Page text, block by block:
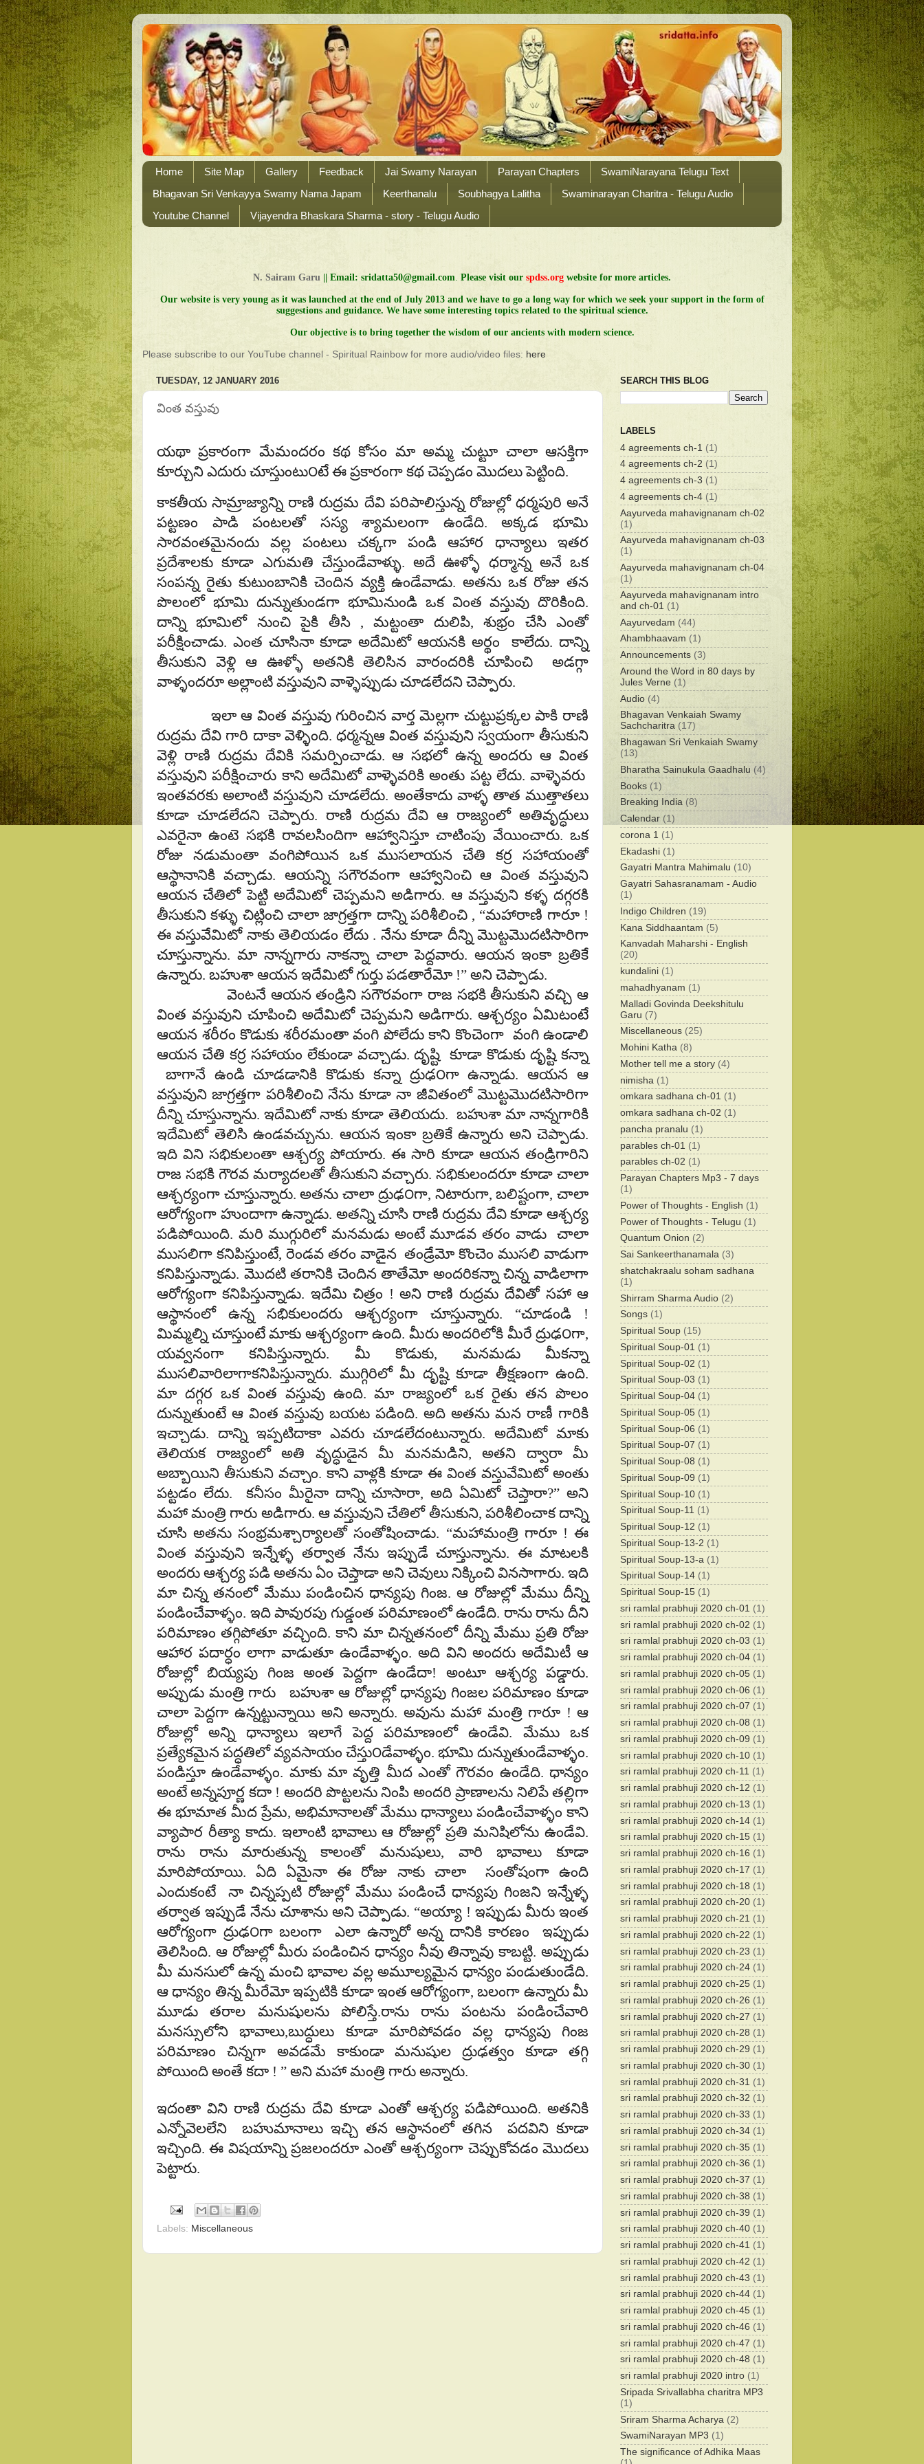
Home Site Map Gallery Feedback Jai Swamy Narayan Parayan Chapters
SwamiNarayana Telugu Text
Bhagavan Sri Venkayya Swamy Nama Japam
Keerthanalu Soubhagya Lalitha
Swaminarayan Charitra - Telugu Audio
Youtube Channel
Vijayendra Bhaskara Sharma - story - Telugu Audio
N. Sairam Garu Email: sridatta50@gmail.com Please visit our spdss.org website for more articles.
Our website is very young as it was launched at the end of July 2013 and we have to go a long way for which we seek your support in the form of
suggestions and guidance. We have some interesting topics related to the spiritual science.
Our objective is to bring together the wisdom of our ancients with modern science.
Please subscribe to our YouTube channel - Spiritual Rainbow for more audio/video files: here
TUESDAY, 12 JANUARY 2016
వింత వస్తువు
యథా ప్రకారంగా మేమందరం కథ కోసం మా అమ్మ చుట్టూ చాలా ఆసక్తిగా
కూర్చుని ఎదురు చూస్తుంటు౦టే ఈ ప్రకారంగా కథ చెప్పడం మొదలు పెట్టింది.
కాకతీయ సామ్రాజ్యాన్ని రాణి రుద్రమ దేవి పరిపాలిస్తున్న రోజుల్లో ధర్మపురి అనే
పట్టణం పాడి పంటలతో సస్య శ్యామలంగా ఉండేది. అక్కడ భూమి
సారవంతమైనందు వల్ల పంటలు చక్కగా పండి ఆహార ధాన్యాలు ఇతర
ప్రదేశాలకు కూడా ఎగుమతి చేస్తుండేవాళ్ళు. అదే ఊళ్ళో ధర్మాన్న అనే ఒక
సంపన్న రైతు కుటుంబానికి చెందిన వ్యక్తి ఉండేవాడు. అతను ఒక రోజు తన
పొలంలో భూమి దున్నుతుండగా భూమినుండి ఒక వింత వస్తువు దొరికింది.
దాన్ని భూమిలో నుంచి పైకి తీసి , మట్టంతా దులిపి, శుభ్రం చేసి ఎంతో
పరీక్షించాడు. ఎంత చూసినా కూడా అదేమిటో ఆయనకి అర్థం కాలేదు. దాన్ని
తీసుకుని వెళ్లి ఆ ఊళ్ళో అతనికి తెలిసిన వారందరికి చూపించి అడగ్గా
వాళ్ళందరూ అల్లాంటి వస్తువుని వాళ్ళెప్పుడు చూడలేదని చెప్పారు.
ఇలా ఆ వింత వస్తువు గురించిన వార్త మెల్లగా చుట్టుప్రక్కల పాకి రాణి
రుద్రమ దేవి గారి దాకా వెళ్ళింది. ధర్మన్నఆ వింత వస్తువుని స్వయంగా తీసుకుని
వెళ్లి రాణి రుద్రమ దేవికి సమర్పించాడు. ఆ సభలో ఉన్న అందరు ఆ వింత
వస్తువుని పరీక్షించారు కాని అదేమిటో వాళ్ళెవరికి అంతు పట్ట లేదు. వాళ్ళెవరు
ఇంతవరకు అలాంటి వస్తువుని చూడలేదు. అంతేకాదు వాళ్ళ తాత ముత్తాతలు
కూడా చూడలేదని చెప్పారు. రాణి రుద్రమ దేవి ఆ రాజ్యంలో అతివృద్ధులు
ఎవరైనా ఉంటె సభకి రావలసిందిగా ఆహ్వానిస్తూ చాటింపు వేయించారు. ఒక
రోజు నడుమంతా వంగిపోయిన ఒక ముసలాయన చేతి కర్ర సహాయంతో
ఆస్థానానికి వచ్చాడు. ఆయన్ని సగౌరవంగా ఆహ్వానించి ఆ వింత వస్తువుని
ఆయన చేతిలో పెట్టి అదేమిటో చెప్పమని అడిగారు. ఆ వస్తువుని కళ్ళ దగ్గరకి
తీసుకుని కళ్ళు చిట్లించి చాలా జాగ్రత్తగా దాన్ని పరిశీలించి , “మహారాణి గారూ !
ఈ వస్తువేమిటో నాకు తెలియడం లేదు . నేను కూడా దీన్ని మొట్టమొదటిసారిగా
చూస్తున్నాను. మా నాన్నగారు నాకన్నా చాలా పెద్దవారు. ఆయన ఇంకా బ్రతికే
ఉన్నారు. బహుశా ఆయన ఇదేమిటో గుర్తు పడతారేమో !” అని చెప్పాడు.
వెంటనే ఆయన తండ్రిని సగౌరవంగా రాజ సభకి తీసుకుని వచ్చి ఆ
వింత వస్తువుని చూపించి అదేమిటో చెప్పమని అడిగారు. ఆశ్చర్యం ఏమిటంటే
ఆయన శరీరం కొడుకు శరీరమంతా వంగి పోలేదు కాని కొంచెంగా వంగి ఉండాలి
ఆయన చేతి కర్ర సహాయం లేకుండా వచ్చాడు. దృష్టి కూడా కొడుకు దృష్టి కన్నా
బాగానే ఉండి చూడడానికి కొడుకు కన్నా ద్రుఢ౦గా ఉన్నాడు. ఆయన ఆ
వస్తువుని జాగ్రత్తగా పరిశీలించి నేను కూడా నా జీవితంలో మొట్టమొదటిసారిగా
దీన్ని చూస్తున్నాను. ఇదేమిటో నాకు కూడా తెలియదు. బహుశా మా నాన్నగారికి
ఇదేమిటో తెలిసి ఉండవచ్చును. ఆయన ఇంకా బ్రతికే ఉన్నారు అని చెప్పాడు.
ఇది విని సభికులంతా ఆశ్చర్య పోయారు. ఈ సారి కూడా ఆయన తండ్రిగారిని
రాజ సభకి గౌరవ మర్యాదలతో తీసుకుని వచ్చారు. సభికులందరూ కూడా చాలా
ఆశ్చర్యంగా చూస్తున్నారు. అతను చాలా ద్రుఢ౦గా, నిటారుగా, బలిష్టంగా, చాలా
ఆరోగ్యంగా హుందాగా ఉన్నాడు. అతన్ని చూసి రాణి రుద్రమ దేవి కూడా ఆశ్చర్య
పడిపోయింది. మరి ముగ్గురిలో మనమడు అంటే మూడవ తరం వాడు చాలా
ముసలిగా కనిపిస్తుంటే, రెండవ తరం వాడైన తండ్రేమో కొంచెం ముసలి వాడుగా
కనిపిస్తున్నాడు. మొదటి తరానికి చెందిన తాతేమో అందరికన్నా చిన్న వాడిలాగా
ఆరోగ్యంగా కనిపిస్తున్నాడు. ఇదేమి చిత్రం ! అని రాణి రుద్రమ దేవితో సహా ఆ
ఆస్థానంలో ఉన్న సభికులందరు ఆశ్చర్యంగా చూస్తున్నారు. “చూడండి !
మిమ్మల్ని చూస్తుంటే మాకు ఆశ్చర్యంగా ఉంది. మీరు అందరిలోకి మీరే ద్రుఢ౦గా,
యవ్వనంగా కనిపిస్తున్నారు. మీ కొడుకు, మనమడు మీకన్నా
ముసలివారిలాగాకనిపిస్తున్నారు. ముగ్గిరిలో మీ దృష్టి కూడా తీక్షణంగా ఉంది.
మా దగ్గర ఒక వింత వస్తువు ఉంది. మా రాజ్యంలో ఒక రైతు తన పొలం
దున్నుతుంటే ఆ వింత వస్తువు బయట పడింది. అది అతను మన రాణీ గారికి
ఇచ్చాడు. దాన్ని ఇప్పటిదాకా ఎవరు చూడలేదంటున్నారు. అదేమిటో మాకు
తెలియక రాజ్యంలో అతి వృద్ధుడైన మీ మనమడిని, అతని ద్వారా మీ
అబ్బాయిని తీసుకుని వచ్చాం. కాని వాళ్లకి కూడా ఈ వింత వస్తువేమిటో అంతు
పట్టడం లేదు. కనీసం మీరైనా దాన్ని చూసారా, అది ఏమిటో చెప్తారా?” అని
మహా మంత్రి గారు అడిగారు. ఆ వస్తువుని చేతిలో తీసుకుని, పరిశీలించాక దాన్ని
చూసి అతను సంభ్రమశ్చార్యాలతో సంతోషించాడు. “మహామంత్రి గారూ ! ఈ
వింత వస్తువుని ఇన్నేళ్ళ తర్వాత నేను ఇప్పుడే చూస్తున్నాను. ఈ మాటలకి
అందరు ఆశ్చర్య పడి అతను ఏం చెప్తాడా అని చెవులు నిక్కించి వినసాగారు. ఇది
మా చిన్న తనంలో మేము పండించిన ధాన్యపు గింజ. ఆ రోజుల్లో మేము దీన్ని
పండించేవాళ్ళం. ఇది పావురపు గుడ్డంత పరిమాణంలో ఉండేది. రాను రాను దీని
పరిమాణం తగ్గిపోతూ వచ్చింది. కాని మా చిన్నతనంలో దీన్ని మేము ప్రతి రోజు
ఆహార పదార్ధం లాగా వాడుతూ ఉండేవాళ్ళం. అది విని అందరు అదేమిటీ ఆ
రోజుల్లో బియ్యపు గింజ అంత పెద్దగా ఉండేదా! అంటూ ఆశ్చర్య పడ్డారు.
అప్పుడు మంత్రి గారు బహుశా ఆ రోజుల్లో ధాన్యపు గింజల పరిమాణం కూడా
చాలా పెద్దగా ఉన్నట్టున్నాయి అని అన్నారు. అవును మహా మంత్రి గారూ ! ఆ
రోజుల్లో అన్ని ధాన్యాలు ఇలాగే పెద్ద పరిమాణంలో ఉండేవి. మేము ఒక
ప్రత్యేకమైన పద్ధతిలో వ్యవసాయం చేస్తు౦డేవాళ్ళం. భూమి దున్నుతుండేవాళ్ళం.
పండిస్తూ ఉండేవాళ్ళం. మాకు మా వృత్తి మీద ఎంతో గౌరవం ఉండేది. ధాన్యం
అంటే అన్నపూర్ణ కదా ! అందరి పొట్టలను నింపి అందరి ప్రాణాలను నిలిపే తల్లిగా
ఈ భూమాత మీద ప్రేమ, అభిమానాలతో మేము ధాన్యాలు పండించేవాళ్ళం కాని
వ్యాపార రీత్యా కాదు. ఇలాంటి భావాలు ఆ రోజుల్లో ప్రతి మనిషిలోను ఉండేవి.
రాను రాను మారుతున్న కాలంతో మనుషులు, వారి భావాలు కూడా
మారిపోయాయి. ఏది ఏమైనా ఈ రోజు నాకు చాలా సంతోషంగా ఉంది
ఎందుకంటే నా చిన్నప్పటి రోజుల్లో మేము పండించే ధాన్యపు గింజని ఇన్నేళ్ళ
తర్వాత ఇప్పుడే నేను చూశాను అని చెప్పాడు. “అయ్యా ! ఇప్పుడు మీరు ఇంత
ఆరోగ్యంగా ద్రుఢ౦గా బలంగా ఎలా ఉన్నారో అన్న దానికి కారణం ఇప్పుడు
తెలిసింది. ఆ రోజుల్లో మీరు పండించిన ధాన్యం నీవు తిన్నావు కాబట్టి. అప్పుడు
మీ మనసులో ఉన్న మంచి భావాల వల్ల అమూల్యమైన ధాన్యం పండుతుండేది.
ఆ ధాన్యం తిన్న మీరేమో ఇప్పటికి కూడా ఇంత ఆరోగ్యంగా, బలంగా ఉన్నారు మీ
మూడు తరాల మనుషులను పోలిస్తే.రాను రాను పంటను పండించేవారి
మనస్సులోని భావాలు,బుద్ధులు కూడా మారిపోవడం వల్ల ధాన్యపు గింజ
పరిమాణం చిన్నగా అవడమే కాకుండా మనుషుల ద్రుఢత్వం కూడా తగ్గి
పోయింది అంతే కదా ! ” అని మహా మంత్రి గారు అన్నారు.
ఇదంతా విని రాణి రుద్రమ దేవి కూడా ఎంతో ఆశ్చర్య పడిపోయింది. అతనికి
ఎన్నోవెలలేని బహుమానాలు ఇచ్చి తన ఆస్థానంలో తగిన పదవిని కూడా
ఇచ్చింది. ఈ విషయాన్ని ప్రజలందరూ ఎంతో ఆశ్చర్యంగా చెప్పుకోవడం మొదలు
పెట్టారు.
Labels: Miscellaneous
SEARCH THIS BLOG
LABELS
4 agreements ch-1 (1)
4 agreements ch-2 (1)
4 agreements ch-3 (1)
4 agreements ch-4 (1)
Aayurveda mahavignanam ch-02
(1)
Aayurveda mahavignanam ch-03
(1)
Aayurveda mahavignanam ch-04
(1)
Aayurveda mahavignanam intro
and ch-01 (1)
Aayurvedam (44)
Ahambhaavam (1)
Announcements (3)
Around the Word in 80 days by
Jules Verne (1)
Audio (4)
Bhagavan Venkaiah Swamy
Sachcharitra (17)
Bhagawan Sri Venkaiah Swamy
(13)
Bharatha Sainukula Gaadhalu (4)
Books (1)
Breaking India (8)
Calendar (1)
corona 1 (1)
Ekadashi (1)
Gayatri Mantra Mahimalu (10)
Gayatri Sahasranamam - Audio
(1)
Indigo Children (19)
Kana Siddhaantam (5)
Kanvadah Maharshi - English
(20)
kundalini (1)
mahadhyanam (1)
Malladi Govinda Deekshitulu
Garu (7)
Miscellaneous (25)
Mohini Katha (8)
Mother tell me a story (4)
nimisha (1)
omkara sadhana ch-01 (1)
omkara sadhana ch-02 (1)
pancha pranalu (1)
parables ch-01 (1)
parables ch-02 (1)
Parayan Chapters Mp3 - 7 days
(1)
Power of Thoughts - English (1)
Power of Thoughts - Telugu (1)
Quantum Onion (2)
Sai Sankeerthanamala (3)
shatchakraalu soham sadhana
(1)
Shirram Sharma Audio (2)
Songs (1)
Spiritual Soup (15)
Spiritual Soup-01 (1)
Spiritual Soup-02 (1)
Spiritual Soup-03 (1)
Spiritual Soup-04 (1)
Spiritual Soup-05 (1)
Spiritual Soup-06 (1)
Spiritual Soup-07 (1)
Spiritual Soup-08 (1)
Spiritual Soup-09 (1)
Spiritual Soup-10 (1)
Spiritual Soup-11 (1)
Spiritual Soup-12 (1)
Spiritual Soup-13-2 (1)
Spiritual Soup-13-a (1)
Spiritual Soup-14 (1)
Spiritual Soup-15 (1)
sri ramlal prabhuji 2020 ch-01 (1)
sri ramlal prabhuji 2020 ch-02 (1)
sri ramlal prabhuji 2020 ch-03 (1)
sri ramlal prabhuji 2020 ch-04 (1)
sri ramlal prabhuji 2020 ch-05 (1)
sri ramlal prabhuji 2020 ch-06 (1)
sri ramlal prabhuji 2020 ch-07 (1)
sri ramlal prabhuji 2020 ch-08 (1)
sri ramlal prabhuji 2020 ch-09 (1)
sri ramlal prabhuji 2020 ch-10 (1)
sri ramlal prabhuji 2020 ch-11 (1)
sri ramlal prabhuji 2020 ch-12 (1)
sri ramlal prabhuji 2020 ch-13 (1)
sri ramlal prabhuji 2020 ch-14 (1)
sri ramlal prabhuji 2020 ch-15 (1)
sri ramlal prabhuji 2020 ch-16 (1)
sri ramlal prabhuji 2020 ch-17 (1)
sri ramlal prabhuji 2020 ch-18 (1)
sri ramlal prabhuji 2020 ch-20 (1)
sri ramlal prabhuji 2020 ch-21 (1)
sri ramlal prabhuji 2020 ch-22 (1)
sri ramlal prabhuji 2020 ch-23 (1)
sri ramlal prabhuji 2020 ch-24 (1)
sri ramlal prabhuji 2020 ch-25 (1)
sri ramlal prabhuji 2020 ch-26 (1)
sri ramlal prabhuji 2020 ch-27 (1)
sri ramlal prabhuji 2020 ch-28 (1)
sri ramlal prabhuji 2020 ch-29 (1)
sri ramlal prabhuji 2020 ch-30 (1)
sri ramlal prabhuji 2020 ch-31 (1)
sri ramlal prabhuji 2020 ch-32 (1)
sri ramlal prabhuji 2020 ch-33 (1)
sri ramlal prabhuji 2020 ch-34 (1)
sri ramlal prabhuji 2020 ch-35 (1)
sri ramlal prabhuji 2020 ch-36 (1)
sri ramlal prabhuji 2020 ch-37 (1)
sri ramlal prabhuji 2020 ch-38 (1)
sri ramlal prabhuji 2020 ch-39 (1)
sri ramlal prabhuji 2020 ch-40 (1)
sri ramlal prabhuji 2020 ch-41 (1)
sri ramlal prabhuji 2020 ch-42 (1)
sri ramlal prabhuji 2020 ch-43 (1)
sri ramlal prabhuji 2020 ch-44 (1)
sri ramlal prabhuji 2020 ch-45 (1)
sri ramlal prabhuji 2020 ch-46 (1)
sri ramlal prabhuji 2020 ch-47 (1)
sri ramlal prabhuji 2020 ch-48 (1)
sri ramlal prabhuji 2020 intro (1)
Sripada Srivallabha charitra MP3
(1)
Sriram Sharma Acharya (2)
SwamiNarayan MP3 (1)
The significance of Adhika Maas